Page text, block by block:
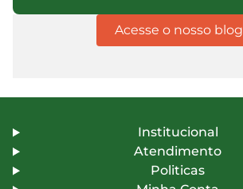
Acesse o nosso blog
Institucional
Atendimento
Politicas